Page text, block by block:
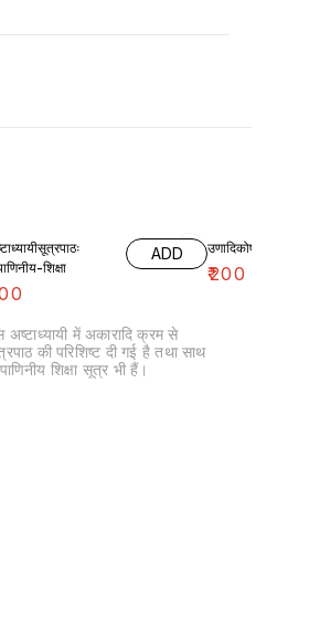
शिक्षा
ADD
अष्टाध्यायी में अकारादि क्रम से
की परिशिष्ट दी गई है तथा साथ
शिक्षा सूत्र भी हैं।
उणादिकोषः
₹200